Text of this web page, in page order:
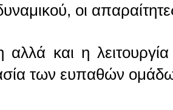
οι
αλλά και η
των ευπαθών